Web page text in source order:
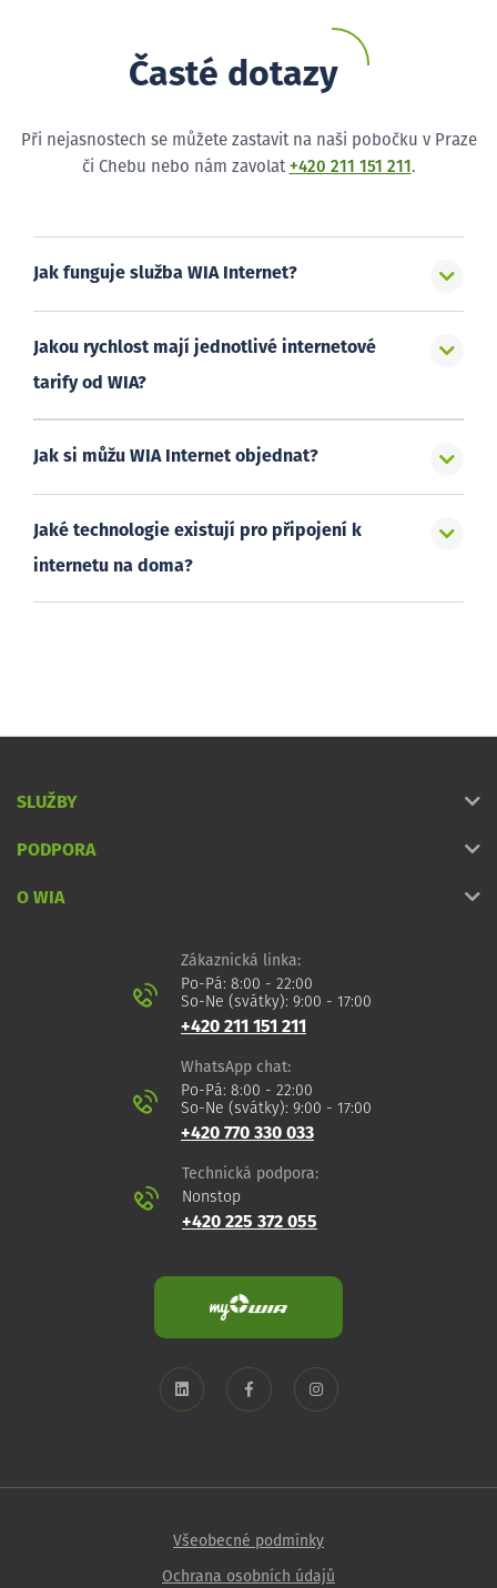
Časté dotazy
Při nejasnostech se můžete zastavit na naši pobočku v Praze
či Chebu nebo nám zavolat +420 211 151 211 .
Jak funguje služba WIA Internet?
Jakou rychlost mají jednotlivé internetové
tarify od WIA?
Jak si můžu WIA Internet objednat?
Jaké technologie existují pro připojení k
internetu na doma?
SLUŽBY
PODPORA
O WIA
Zákaznická linka:
Po-Pá: 8:00 - 22:00
So-Ne (svátky): 9:00 - 17:00
+420 211 151 211
WhatsApp chat:
Po-Pá: 8:00 - 22:00
So-Ne (svátky): 9:00 - 17:00
+420 770 330 033
Technická podpora:
Nonstop
+420 225 372 055
Všeobecné podmínky
Ochrana osobních údajů